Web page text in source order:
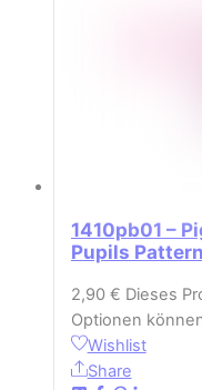
1410pb01 –
Pupils Pattern
2,90 € Dieses
Optionen
Wishlist
Share